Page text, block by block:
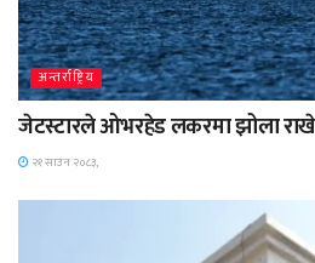
अन्तर्राष्ट्रिय
जेटस्टारले ओभरहेड लकरमा झोला
२१ साउन २०८३,